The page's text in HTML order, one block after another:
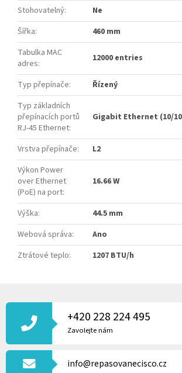
Stohovatelný:
Ne
Šířka:
460 mm
Tabulka MAC
adres: 12000 entries
Typ přepínače:
Řízený
Typ základních
přepínacích portů
RJ-45 Ethernet:
Gigabit Ethernet (10/
Vrstva přepínače:
L2
Výkon Power
over Ethernet
(PoE) na port:
16.66 W
Výška:
44.5 mm
Webová správa:
Ano
Ztrátové teplo: 1207 BTU/h
Á
T
+420 228 224 495
Zavolejte nám
info@repasovanecisco.cz